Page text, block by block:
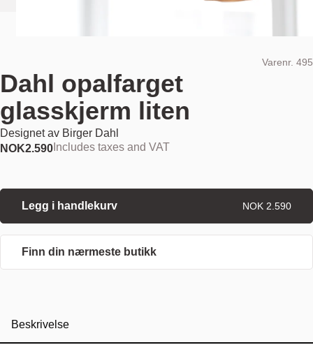
Varenr. 495
Dahl opalfarget
glasskjerm liten
Designet av Birger Dahl
NOK2.590 Includes taxes and VAT
Legg i handlekurv NOK 2.590
Finn din nærmeste butikk
Beskrivelse